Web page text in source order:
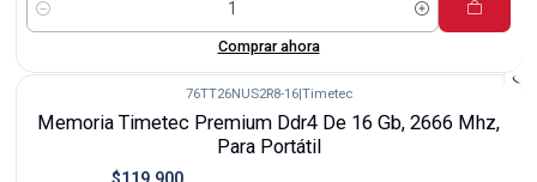
Cantidad
Comprar ahora
76TT26NUS2R8-16|Timetec
Memoria Timetec Premium Ddr4 De 16 Gb, 2666 Mhz,
Para Portátil